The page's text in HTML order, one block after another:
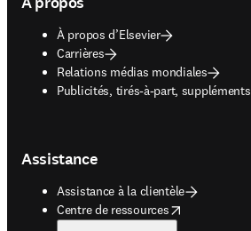
À propos d’Elsevier
Carrières
Relations médias mondiales
Publicités, tirés-à-part, suppléments
opens in new tab/window
Assistance
Assistance à la clientèle
Centre de ressources
opens in new tab/window